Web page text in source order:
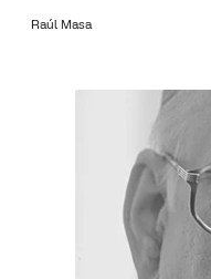
Raúl Masa